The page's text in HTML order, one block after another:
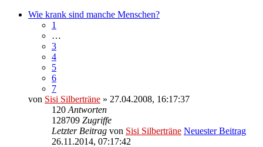
Wie krank sind manche Menschen?
1
…
3
4
5
6
7
von Sisi Silberträne » 27.04.2008, 16:17:37
120 Antworten
128709 Zugriffe
Letzter Beitrag von Sisi Silberträne Neuester Beitrag
26.11.2014, 07:17:42